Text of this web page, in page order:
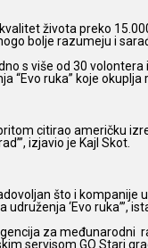
života preko
bolje razumeju i
s više od 30
“Evo ruka” koje
citirao američku
izjavio je Kajl Skot.
što i kompanije
‘Evo ruka’”,
za međunarodni
servisom GO Stari